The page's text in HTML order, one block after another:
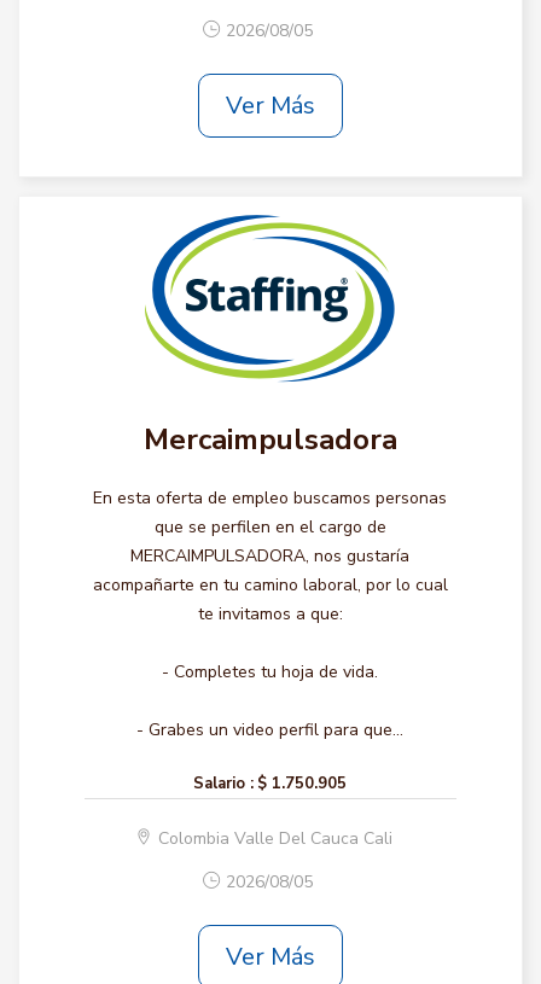
2026/08/05
Ver Más
Mercaimpulsadora
En esta oferta de empleo buscamos personas
que se perfilen en el cargo de
MERCAIMPULSADORA, nos gustaría
acompañarte en tu camino laboral, por lo cual
te invitamos a que:
- Completes tu hoja de vida.
- Grabes un video perfil para que...
Salario : $ 1.750.905
Colombia Valle Del Cauca Cali
2026/08/05
Ver Más